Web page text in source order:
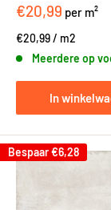
€20,99 per m²
€20,99/ m2
Meerdere op
In
Bespaar€6,28